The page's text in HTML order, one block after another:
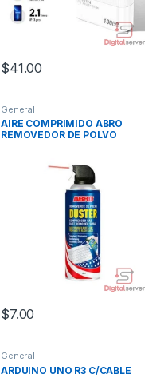
$41.00
General
AIRE COMPRIMIDO ABRO
REMOVEDOR DE POLVO
$7.00
General
ARDUINO UNO R3 C/CABLE